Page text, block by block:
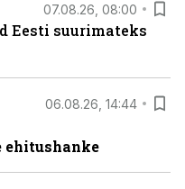
07.08.26, 08:00
Eesti suurimateks
06.08.26, 14:44